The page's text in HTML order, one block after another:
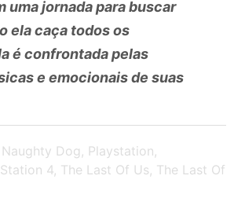
uma jornada para buscar
ela caça todos os
é confrontada pelas
e emocionais de suas
Naughty Dog Playstation
4 The Last Of Us
The Last Of